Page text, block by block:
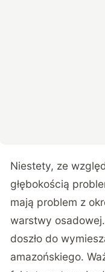
Niestety, ze
głębokością
mają problem z
warstwy
doszło do
amazońskiego.